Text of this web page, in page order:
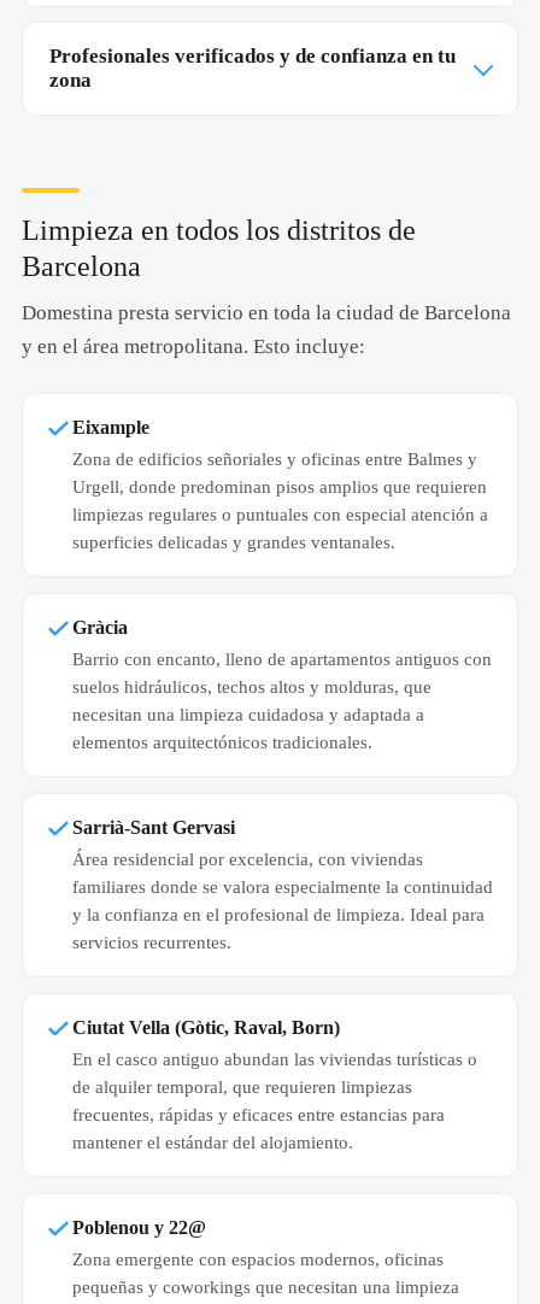
Profesionales verificados y de confianza en tu
zona
Limpieza en todos los distritos de
Barcelona
Domestina presta servicio en toda la ciudad de Barcelona
y en el área metropolitana. Esto incluye:
Eixample
Zona de edificios señoriales y oficinas entre Balmes y
Urgell, donde predominan pisos amplios que requieren
limpiezas regulares o puntuales con especial atención a
superficies delicadas y grandes ventanales.
Gràcia
Barrio con encanto, lleno de apartamentos antiguos con
suelos hidráulicos, techos altos y molduras, que
necesitan una limpieza cuidadosa y adaptada a
elementos arquitectónicos tradicionales.
Sarrià-Sant Gervasi
Área residencial por excelencia, con viviendas
familiares donde se valora especialmente la continuidad
y la confianza en el profesional de limpieza. Ideal para
servicios recurrentes.
Ciutat Vella (Gòtic, Raval, Born)
En el casco antiguo abundan las viviendas turísticas o
de alquiler temporal, que requieren limpiezas
frecuentes, rápidas y eficaces entre estancias para
mantener el estándar del alojamiento.
Poblenou y 22@
Zona emergente con espacios modernos, oficinas
pequeñas y coworkings que necesitan una limpieza